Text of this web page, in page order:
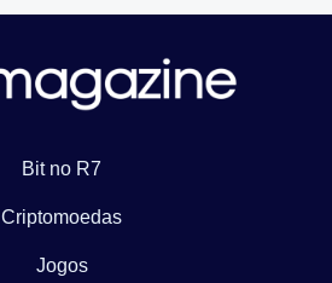
Bit no R7
Criptomoedas
Jogos